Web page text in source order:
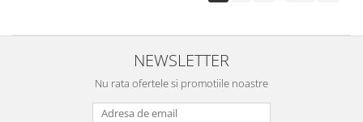
NEWSLETTER
Nu rata ofertele si promotiile noastre